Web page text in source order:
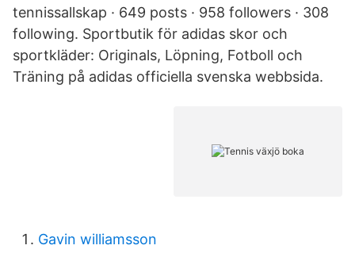
tennissallskap · 649 posts · 958 followers · 308
following. Sportbutik för adidas skor och
sportkläder: Originals, Löpning, Fotboll och
Träning på adidas officiella svenska webbsida.
Gavin williamsson